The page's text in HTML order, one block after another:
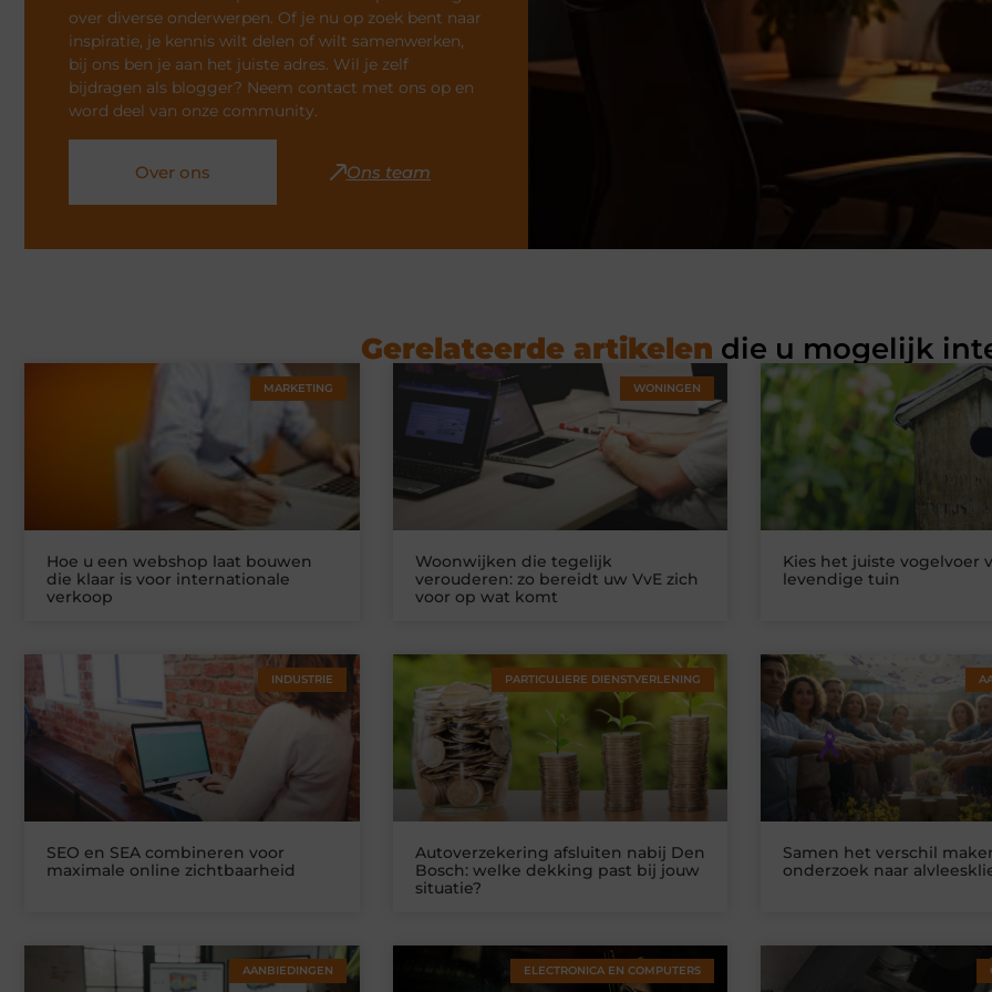
over diverse onderwerpen. Of je nu op zoek bent naar
inspiratie, je kennis wilt delen of wilt samenwerken,
bij ons ben je aan het juiste adres. Wil je zelf
bijdragen als blogger? Neem contact met ons op en
word deel van onze community.
Over ons Ons team
Gerelateerde artikelen die u mogelijk
MARKETING
Hoe u een webshop laat bouwen
die klaar is voor internationale
verkoop
WONINGEN
Woonwijken die tegelijk
verouderen: zo bereidt uw VvE zich
voor op wat komt
Kies het juiste vogelvoer
levendige tuin
INDUSTRIE
SEO en SEA combineren voor
maximale online zichtbaarheid
PARTICULIERE DIENSTVERLENING
Autoverzekering afsluiten nabij Den
Bosch: welke dekking past bij jouw
situatie?
Samen het verschil
onderzoek naar
AANBIEDINGEN ELECTRONICA EN COMPUTERS